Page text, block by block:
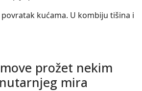
kućama. U kombiju tišina i
prožet nekim
mira